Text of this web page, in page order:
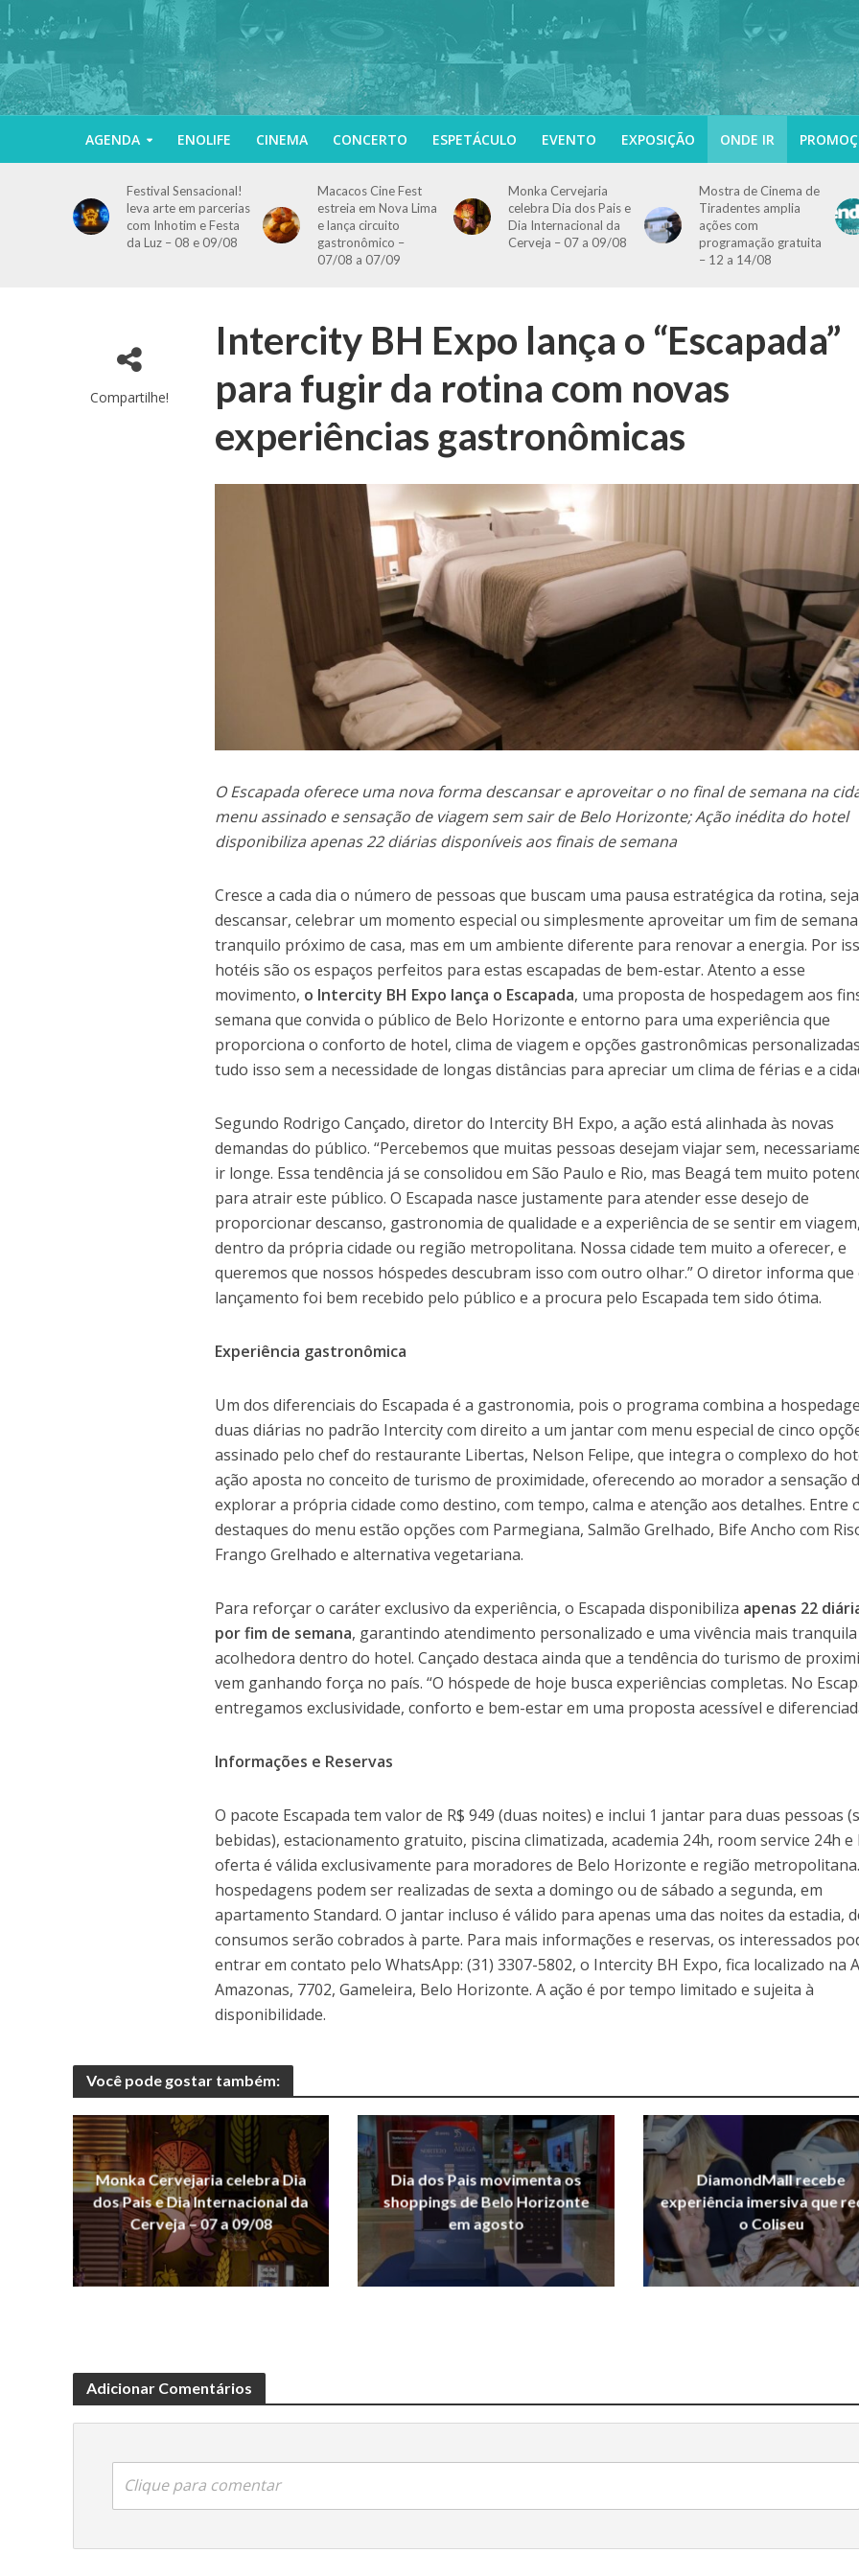
AGENDA ENOLIFE CINEMA CONCERTO ESPETÁCULO EVENTO EXPOSIÇÃO ONDE IR
Festival Sensacional!
leva arte em parcerias
com Inhotim e Festa
da Luz – 08 e 09/08
Macacos Cine Fest
estreia em Nova Lima
e lança circuito
gastronômico –
07/08 a 07/09
Monka Cervejaria
celebra Dia dos Pais e
Dia Internacional da
Cerveja – 07 a 09/08
Mostra de Cinema de
Tiradentes amplia
ações com
programação gratuita
– 12 a 14/08
Compartilhe!
Intercity BH Expo lança o “Escapada”
para fugir da rotina com novas
experiências gastronômicas
O Escapada oferece uma nova forma descansar e aproveitar o no final de semana na
menu assinado e sensação de viagem sem sair de Belo Horizonte; Ação inédita do hotel
disponibiliza apenas 22 diárias disponíveis aos finais de semana
Cresce a cada dia o número de pessoas que buscam uma pausa estratégica da rotina,
descansar, celebrar um momento especial ou simplesmente aproveitar um fim de semana
tranquilo próximo de casa, mas em um ambiente diferente para renovar a energia. Por
hotéis são os espaços perfeitos para estas escapadas de bem-estar. Atento a esse
movimento, o Intercity BH Expo lança o Escapada, uma proposta de hospedagem aos
semana que convida o público de Belo Horizonte e entorno para uma experiência que
proporciona o conforto de hotel, clima de viagem e opções gastronômicas
tudo isso sem a necessidade de longas distâncias para apreciar um clima de férias e a
Segundo Rodrigo Cançado, diretor do Intercity BH Expo, a ação está alinhada às novas
demandas do público. “Percebemos que muitas pessoas desejam viajar sem,
ir longe. Essa tendência já se consolidou em São Paulo e Rio, mas Beagá tem muito
para atrair este público. O Escapada nasce justamente para atender esse desejo de
proporcionar descanso, gastronomia de qualidade e a experiência de se sentir em
dentro da própria cidade ou região metropolitana. Nossa cidade tem muito a oferecer, e
queremos que nossos hóspedes descubram isso com outro olhar.” O diretor informa que
lançamento foi bem recebido pelo público e a procura pelo Escapada tem sido ótima.
Experiência gastronômica
Um dos diferenciais do Escapada é a gastronomia, pois o programa combina a
duas diárias no padrão Intercity com direito a um jantar com menu especial de cinco
assinado pelo chef do restaurante Libertas, Nelson Felipe, que integra o complexo do
ação aposta no conceito de turismo de proximidade, oferecendo ao morador a sensação
explorar a própria cidade como destino, com tempo, calma e atenção aos detalhes. Entre
destaques do menu estão opções com Parmegiana, Salmão Grelhado, Bife Ancho com
Frango Grelhado e alternativa vegetariana.
Para reforçar o caráter exclusivo da experiência, o Escapada disponibiliza apenas 22
por fim de semana, garantindo atendimento personalizado e uma vivência mais
acolhedora dentro do hotel. Cançado destaca ainda que a tendência do turismo de
vem ganhando força no país. “O hóspede de hoje busca experiências completas. No
entregamos exclusividade, conforto e bem-estar em uma proposta acessível e
Informações e Reservas
O pacote Escapada tem valor de R$ 949 (duas noites) e inclui 1 jantar para duas pessoas
bebidas), estacionamento gratuito, piscina climatizada, academia 24h, room service 24h e
oferta é válida exclusivamente para moradores de Belo Horizonte e região
hospedagens podem ser realizadas de sexta a domingo ou de sábado a segunda, em
apartamento Standard. O jantar incluso é válido para apenas uma das noites da estadia,
consumos serão cobrados à parte. Para mais informações e reservas, os interessados
entrar em contato pelo WhatsApp: (31) 3307-5802, o Intercity BH Expo, fica localizado na
Amazonas, 7702, Gameleira, Belo Horizonte. A ação é por tempo limitado e sujeita à
disponibilidade.
Você pode gostar também:
Monka Cervejaria celebra Dia
dos Pais e Dia Internacional da
Cerveja – 07 a 09/08
Dia dos Pais movimenta os
shoppings de Belo Horizonte
em agosto
DiamondMall recebe
experiência imersiva que
o Coliseu
Adicionar Comentários
Clique para comentar